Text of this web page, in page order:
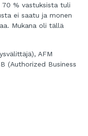
70 % vastuksista tuli
ei saatu ja monen
Mukana oli tällä
AFM
(Authorized Business